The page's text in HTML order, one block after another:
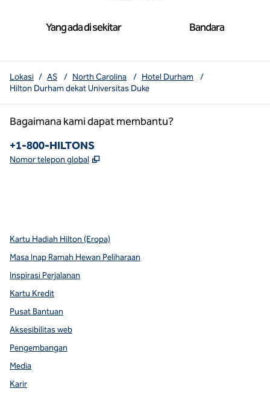
Yang ada di sekitar Bandara
Lokasi / AS / North Carolina / Hotel Durham
/
Hilton Durham dekat Universitas Duke
Bagaimana kami dapat membantu?
Telepon:
+1-800-HILTONS
Nomor telepon global ,
Kartu Hadiah Hilton (Eropa)
Masa Inap Ramah Hewan Peliharaan
Inspirasi Perjalanan
Kartu Kredit
Pusat Bantuan
Aksesibilitas web
Pengembangan
Media
Karir